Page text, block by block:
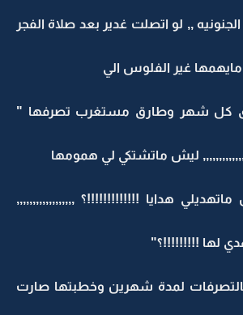
,, لو اتصلت غدير بعد صلاة الفجر
غير الفلوس الي
كل شهر وطارق مستغرب تصرفها "
ليش ماتشتكي لي همومها
ماتهديلي هدايا !!!!!!!!!!!!!؟ ,,,,,,,,,,,,,,,,,,
لها !!!!!!!!!؟"
لمدة شهرين وخطبتها صارت